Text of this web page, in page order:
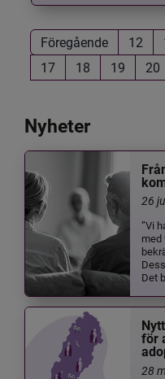
Föregående 12
17
18 19 20
Nyheter
26
”Vi
med
Det
för
28